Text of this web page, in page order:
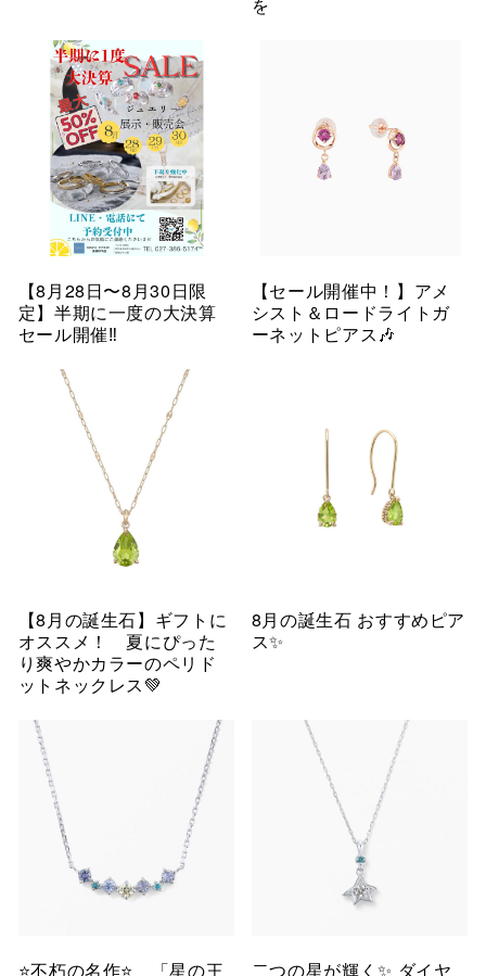
を
【8月28日〜8月30日限
定】半期に一度の大決算
セール開催‼︎
【セール開催中！】アメ
シスト＆ロードライトガ
ーネットピアス🎶
【8月の誕生石】ギフトに
オススメ！ 夏にぴった
り爽やかカラーのペリド
ットネックレス💚
8月の誕生石 おすすめピア
ス✨
⭐️不朽の名作⭐️ 「星の王
二つの星が輝く✨ ダイヤ